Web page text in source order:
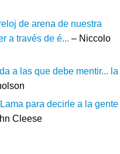
de arena de nuestra
a través de é... – Niccolo
a las que debe mentir... la
para decirle a la gente
Cleese